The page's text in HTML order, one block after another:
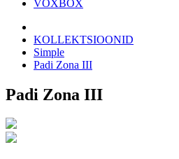
VOXBOX
KOLLEKTSIOONID
Simple
Padi Zona III
Padi Zona III